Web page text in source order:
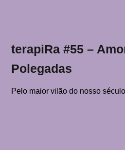
terapiRa #55 –
Polegadas
Pelo maior vilão do nosso